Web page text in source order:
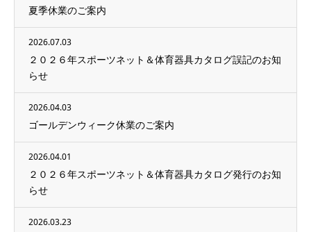
夏季休業のご案内
2026.07.03
２０２６年スポーツネット＆体育器具カタログ誤記のお知
らせ
2026.04.03
ゴールデンウィーク休業のご案内
2026.04.01
２０２６年スポーツネット＆体育器具カタログ発行のお知
らせ
2026.03.23